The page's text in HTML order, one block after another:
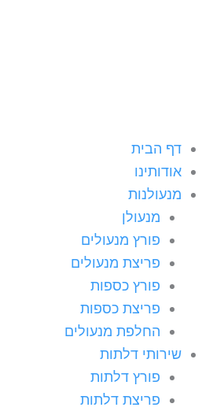
דף הבית
אודותינו
מנעולנות
מנעולן
פורץ מנעולים
פריצת מנעולים
פורץ כספות
פריצת כספות
החלפת מנעולים
שירותי דלתות
פורץ דלתות
פריצת דלתות